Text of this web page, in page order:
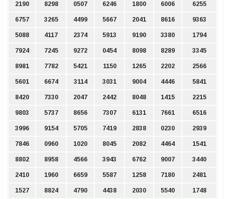
2190 8298 0507 6246 1800 6006 6255
6757 3265 4499 5667 2041 8616 9363
5088 4117 2374 5913 9190 3380 1794
7924 7245 9272 0454 8098 8289 3345
8981 7782 5421 1150 1265 2202 2566
5601 6674 3114 3031 9004 4446 5841
8420 7330 2047 2442 8048 1415 2215
9803 5737 8656 7307 6131 7661 6516
3996 9154 5705 7419 2838 0230 2939
7846 0960 1020 8045 2082 4464 1541
8802 8958 4566 3943 6762 9007 3440
2410 1960 6659 5587 1258 7180 2481
1527 8824 4790 4438 2030 5540 1748